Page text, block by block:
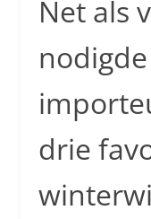
Net als
drie